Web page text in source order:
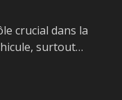
crucial dans la
surtout…